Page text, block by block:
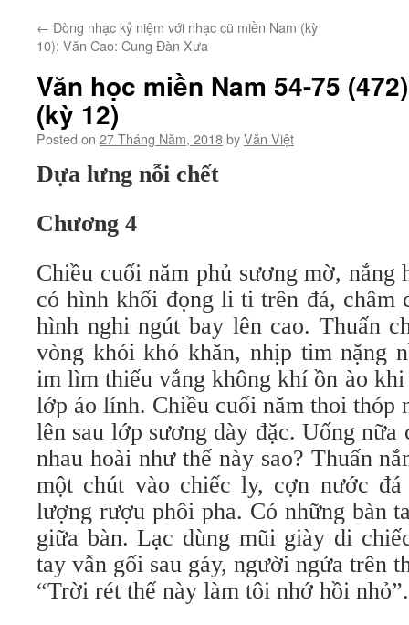
← Dòng nhạc kỷ niệm với nhạc cũ miền Nam (kỳ
10): Văn Cao: Cung Đàn Xưa
Văn học miền Nam 54-75
(kỳ 12)
Posted on 27 Tháng Năm, 2018byVăn Việt
Dựa lưng nỗi chết
Chương 4
Chiều cuối năm phủ sương mờ, nắng
có hình khối đọng li ti trên đá, châm
hình nghi ngút bay lên cao. Thuấn
vòng khói khó khăn, nhịp tim nặng
im lìm thiếu vắng không khí ồn ào
lớp áo lính. Chiều cuối năm thoi thóp
lên sau lớp sương dày đặc. Uống nữa
nhau hoài như thế này sao? Thuấn
một chút vào chiếc ly, cợn nước đá
lượng rượu phôi pha. Có những bàn
giữa bàn. Lạc dùng mũi giày di
tay vẫn gối sau gáy, người ngửa trên
“Trời rét thế này làm tôi nhớ hồi nhỏ”.